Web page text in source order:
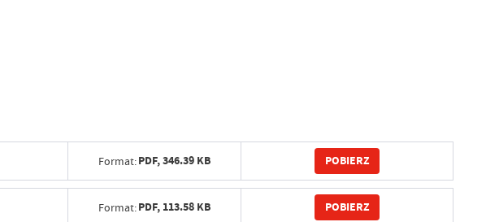
Format:PDF,346.39 KB POBIERZ
Format:PDF, 113.58 KB POBIERZ